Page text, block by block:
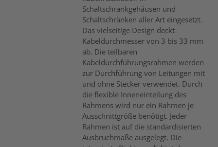
Schaltschrankgehäusen und
Schaltschränken aller Art eingesetzt.
Das vielseitige Design deckt
Kabeldurchmesser von 3 bis 33 mm
ab. Die teilbaren
Kabeldurchführungsrahmen werden
zur Durchführung von Leitungen mit
und ohne Stecker verwendet. Durch
die flexible Inneneinteilung des
Rahmens wird nur ein Rahmen je
Ausschnittgröße benötigt. Jeder
Rahmen ist auf die standardisierten
Ausbruchmaße ausgelegt. Die